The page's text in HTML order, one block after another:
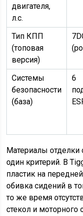
двигателя,
л.с.
Тип КПП
(топовая
версия)
Системы
безопасности
(база)
6
Материалы
один критерий. В
пластик на
обивка сидений в
то же время
стекол и моторного